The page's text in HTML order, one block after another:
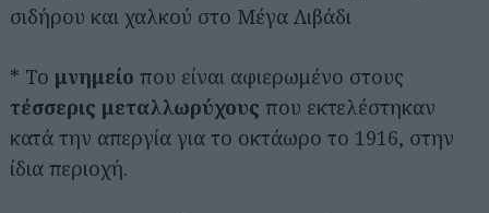
σιδήρου και χαλκού στο Μέγα Λιβάδι
* Το μνημείο που είναι αφιερωμένο στους
τέσσερις μεταλλωρύχους που εκτελέστηκαν
κατά την απεργία για το οκτάωρο το 1916, στην
ίδια περιοχή.